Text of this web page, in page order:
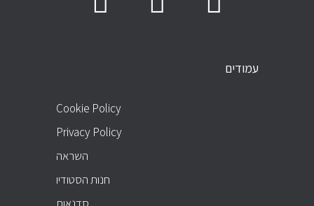
עמודים
Cookie Policy
Privacy Policy
השראה
חנות הסטודיו